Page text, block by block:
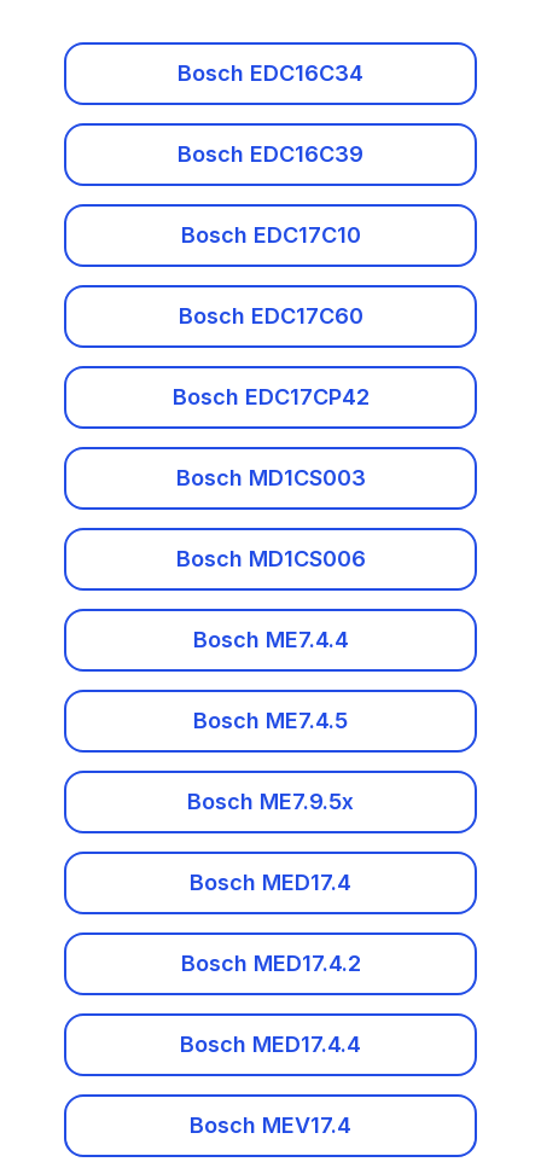
Bentley
Brilliance
Cadillac
CF-Moto
Changan
Chevrolet
Chrysler
Citroen
Datsun
Dodge
DongFeng
Bosch EDC17C60
Bosch EDC17CP42
Bosch MD1CS003
Bosch MD1CS006
Bosch ME7.4.4
Bosch ME7.4.5
Bosch ME7.9.5x
Bosch MED17.4
Bosch MED17.4.4
Bosch MEV17.4
Bosch MEV17.4.2
Delphi DCM3.5
Delphi DCM6.2
Delphi DCM7.1
Magneti Marelli IAW6LPxx
Melco MH8106F
Bosch EDC16C34
Bosch EDC16C39
Bosch EDC17C10
Bosch EDC17C60
Bosch EDC17CP42
Bosch MD1CS003
Bosch MD1CS006
Bosch ME7.4.4
Bosch ME7.4.5
Bosch ME7.9.5x
Bosch MED17.4
Bosch MED17.4.2
Bosch MED17.4.4
Bosch MEV17.4